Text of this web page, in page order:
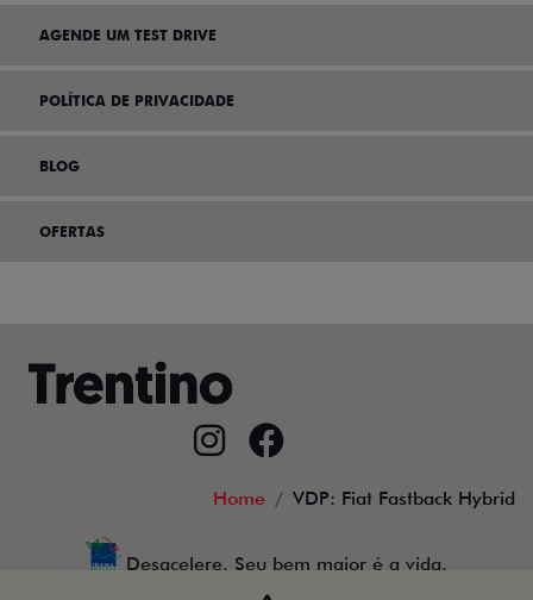
AGENDE UM TEST DRIVE
POLÍTICA DE PRIVACIDADE
BLOG
OFERTAS
Home VDP: Fiat Fastback Hybrid
Desacelere. Seu bem maior é a vida.